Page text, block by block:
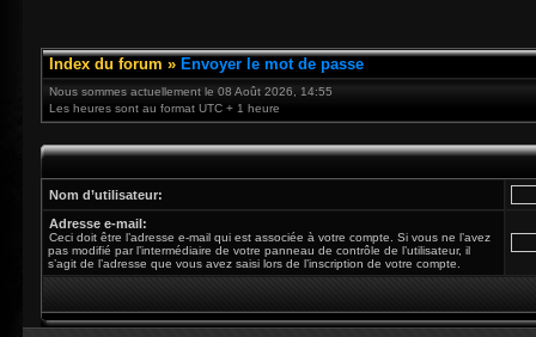
Index du forum » Envoyer le mot de passe
Nous sommes actuellement le 08 Août 2026, 14:55
Les heures sont au format UTC + 1 heure
Nom d’utilisateur:
Adresse e-mail:
Ceci doit être l’adresse e-mail qui est associée à votre compte. Si vous ne l’avez
pas modifié par l’intermédiaire de votre panneau de contrôle de l’utilisateur, il
s’agit de l’adresse que vous avez saisi lors de l’inscription de votre compte.